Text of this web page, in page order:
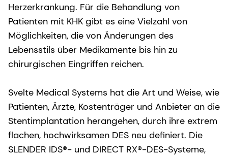
Herzerkrankung. Für die Behandlung von
Patienten mit KHK gibt es eine Vielzahl von
Möglichkeiten, die von Änderungen des
Lebensstils über Medikamente bis hin zu
chirurgischen Eingriffen reichen.
Svelte Medical Systems hat die Art und Weise, wie
Patienten, Ärzte, Kostenträger und Anbieter an die
Stentimplantation herangehen, durch ihre extrem
flachen, hochwirksamen DES neu definiert. Die
SLENDER IDS®- und DIRECT RX®-DES-Systeme,